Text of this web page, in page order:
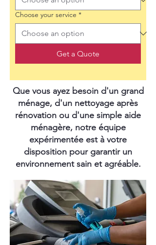
Choose your service *
Get a Quote
Que vous ayez besoin d'un grand
ménage, d'un nettoyage après
rénovation ou d'une simple aide
ménagère, notre équipe
expérimentée est à votre
disposition pour garantir un
environnement sain et agréable.